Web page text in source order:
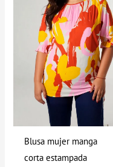
Blusa mujer manga
corta estampada